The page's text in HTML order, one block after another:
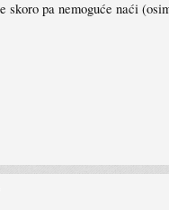
pa nemoguće naći